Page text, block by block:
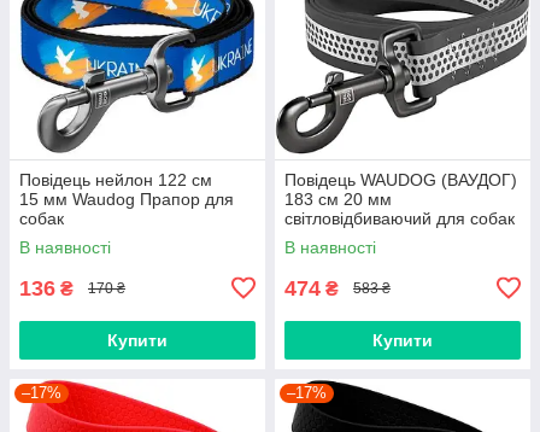
Повідець нейлон 122 cм
15 мм Waudog Прапор для
собак
В наявності
136 ₴ 170 ₴
Купити
Повідець WAUDOG (ВАУДОГ)
183 см 20 мм
світловідбиваючий для собак
сірий
В наявності
474 ₴ 583 ₴
Купити
–17% –17%